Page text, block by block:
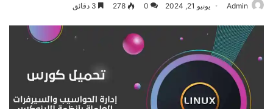
Admin يونيو 21, 2024 0
278